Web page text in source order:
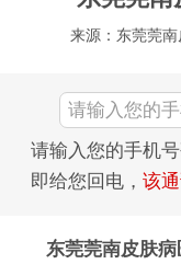
来源：东莞莞
请输入您的手机
即给您回电， 该
东莞莞南皮肤